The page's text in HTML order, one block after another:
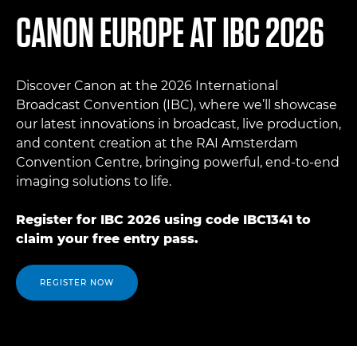
CANON EUROPE AT IBC 2026
Discover Canon at the 2026 International
Broadcast Convention (IBC), where we’ll showcase
our latest innovations in broadcast, live production,
and content creation at the RAI Amsterdam
Convention Centre, bringing powerful, end-to-end
imaging solutions to life.
Register for IBC 2026 using code IBC1341 to
claim your free entry pass.
REGISTER NOW